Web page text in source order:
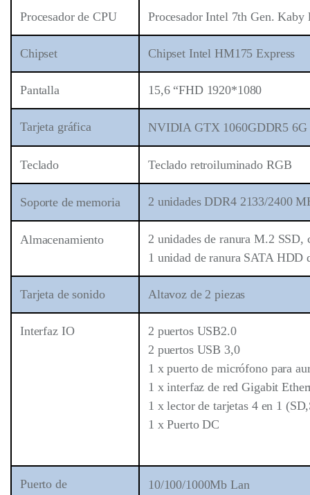
Procesador de CPU Procesador Intel 7th Gen. Kaby
Chipset Chipset Intel HM175 Express
Pantalla 15,6 “FHD 1920*1080
Tarjeta gráfica NVIDIA GTX 1060GDDR5
Teclado Teclado retroiluminado RGB
Soporte de memoria 2 unidades DDR4 2133/2400
Almacenamiento
2 unidades de ranura M.2
1 unidad de ranura SATA HDD
Tarjeta de sonido Altavoz de 2 piezas
Interfaz IO
2 puertos USB2.0
2 puertos USB 3,0
1 x puerto de micrófono para
1 x interfaz de red Gigabit
1 x lector de tarjetas 4 en 1
1 x Puerto DC
Puerto de
10/100/1000Mb Lan